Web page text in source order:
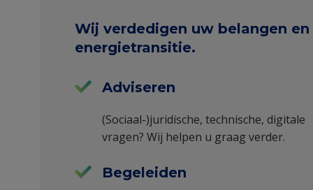
testimonial
Wij verdedigen uw belangen
energietransitie.
Adviseren
(Sociaal-)juridische, technische, digitale
vragen? Wij helpen u graag verder.
Begeleiden